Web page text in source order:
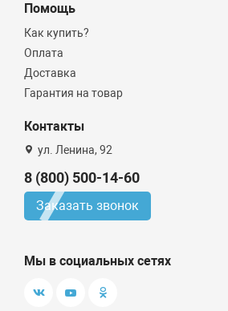
Помощь
Как купить?
Оплата
Доставка
Гарантия на товар
Контакты
ул. Ленина, 92
8 (800) 500-14-60
Заказать звонок
Мы в социальных сетях